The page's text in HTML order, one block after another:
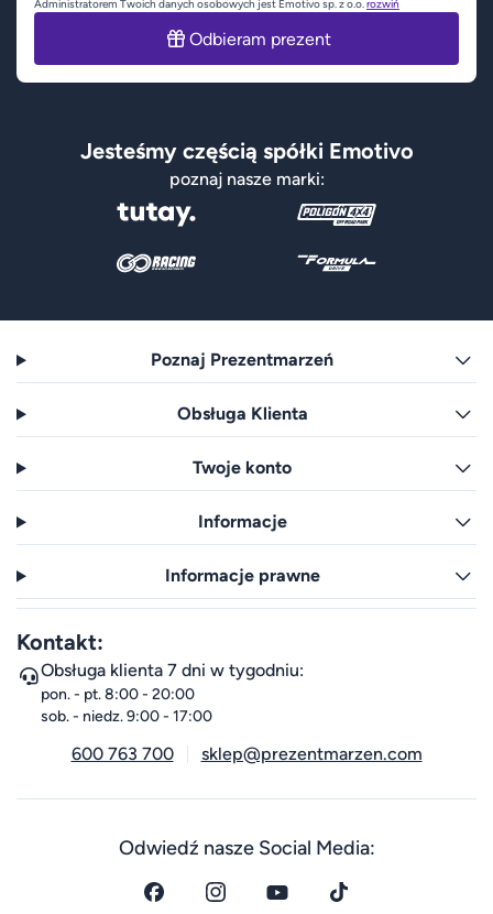
Administratorem Twoich danych osobowych jest Emotivo sp. z o.o.rozwiń
Odbieram prezent
Jesteśmy częścią spółki Emotivo
poznaj nasze marki:
Poznaj Prezentmarzeń
Obsługa Klienta
Twoje konto
Informacje
Informacje prawne
Kontakt:
Obsługa klienta 7 dni w tygodniu:
pon. - pt. 8:00 - 20:00
sob. - niedz. 9:00 - 17:00
600 763 700 sklep@prezentmarzen.com
Odwiedź nasze Social Media: